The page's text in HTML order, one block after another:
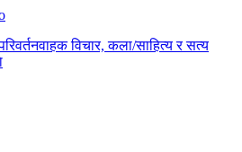
विचार, कला/साहित्य र सत्य